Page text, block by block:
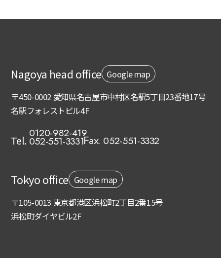
Nagoya head office Google map
〒450-0002 愛知県名古屋市中村区名駅5丁目23番地17号
名駅フォレストビル4F
0120-982-419
Tel. 052-551-3331Fax. 052-551-3332
Tokyo office Google map
〒105-0013 東京都港区浜松町2丁目2番15号
浜松町ダイヤビル2F